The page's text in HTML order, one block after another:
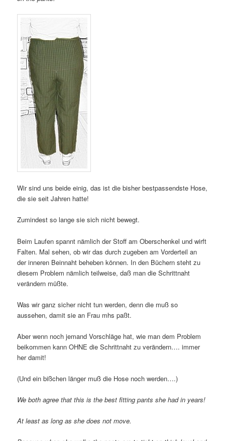
Wir sind uns beide einig, das ist die bisher bestpassendste Hose,
die sie seit Jahren hatte!
Zumindest so lange sie sich nicht bewegt.
Beim Laufen spannt nämlich der Stoff am Oberschenkel und wirft
Falten. Mal sehen, ob wir das durch zugeben am Vorderteil an
der inneren Beinnaht beheben können. In den Büchern steht zu
diesem Problem nämlich teilweise, daß man die Schrittnaht
verändern müßte.
Was wir ganz sicher nicht tun werden, denn die muß so
aussehen, damit sie an Frau mhs paßt.
Aber wenn noch jemand Vorschläge hat, wie man dem Problem
beikommen kann OHNE die Schrittnaht zu verändern…. immer
her damit!
(Und ein bißchen länger muß die Hose noch werden….)
We both agree that this is the best fitting pants she had in years!
At least as long as she does not move.